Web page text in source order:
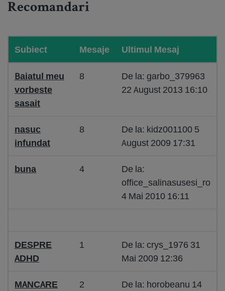
Recomandari
Subiect Mesaje Ultimul Mesaj
Baiatul meu
vorbeste
sasait
8
De la: garbo_379963
22 August 2013 16:10
nasuc
infundat
8
De la: kidz001100 5
August 2009 17:31
buna 4
De la:
office_salinasusesi_ro
4 Mai 2010 16:11
DESPRE
ADHD
1
De la: crys_1976 31
Mai 2009 12:36
MANCARE
2
De la: horobeanu 14